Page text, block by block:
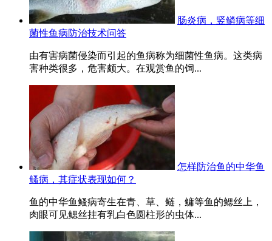
肠炎病，竖鳞病等细
菌性鱼病防治技术问答
由有害病菌侵染而引起的鱼病称为细菌性鱼病。这类病
害种类很多，危害颇大。在观赏鱼的饲...
怎样防治鱼的中华鱼
鳋病，其症状表现如何？
鱼的中华鱼鳋病寄生在青、草、鲢，鳙等鱼的鳃丝上，
肉眼可见鳃丝挂有乳白色圆柱形的虫体...